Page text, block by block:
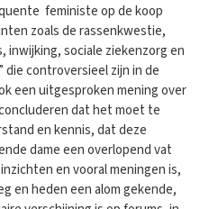
feministe op de koop
zoals de rassenkwestie,
sociale ziekenzorg en
die controversieel zijn in de
een uitgesproken mening over
dat het moet te
en kennis, dat deze
dame een overlopend vat
en vooral meningen is,
en heden een alom gekende,